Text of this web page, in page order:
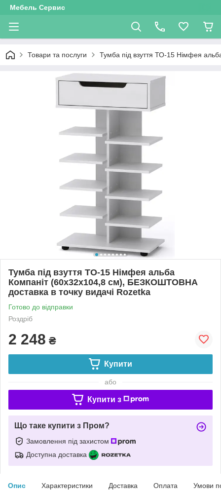
Мебель Сервис
Товари та послуги Тумба під взуття ТО-15 Німфея
Тумба під взуття ТО-15 Німфея альба
Компаніт (60х32х104,8 см), БЕЗКОШТОВНА
доставка в точку видачі Rozetka
Готово до відправки
Роздріб
2 248 ₴
Купити
або
Купити з
Що таке купити з Пром?
Замовлення під захистом
Доступна доставка
Опис Характеристики Доставка Оплата Умови